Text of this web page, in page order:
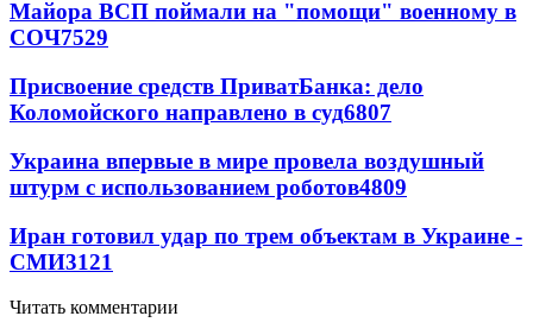
Майора ВСП поймали на "помощи" военному в
СОЧ7529
Присвоение средств ПриватБанка: дело
Коломойского направлено в суд6807
Украина впервые в мире провела воздушный
штурм с использованием роботов4809
Иран готовил удар по трем объектам в Украине -
СМИ3121
Читать комментарии